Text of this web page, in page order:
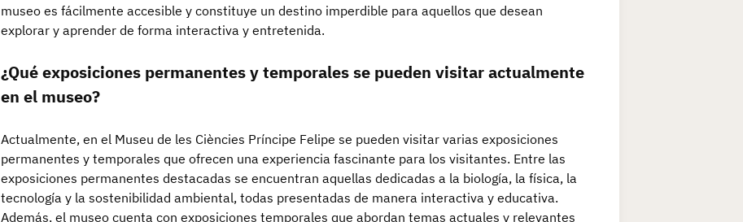
museo es fácilmente accesible y constituye un destino imperdible para aquellos que desean
explorar y aprender de forma interactiva y entretenida.
¿Qué exposiciones permanentes y temporales se pueden visitar actualmente
en el museo?
Actualmente, en el Museu de les Ciències Príncipe Felipe se pueden visitar varias exposiciones
permanentes y temporales que ofrecen una experiencia fascinante para los visitantes. Entre las
exposiciones permanentes destacadas se encuentran aquellas dedicadas a la biología, la física, la
tecnología y la sostenibilidad ambiental, todas presentadas de manera interactiva y educativa.
Además, el museo cuenta con exposiciones temporales que abordan temas actuales y relevantes